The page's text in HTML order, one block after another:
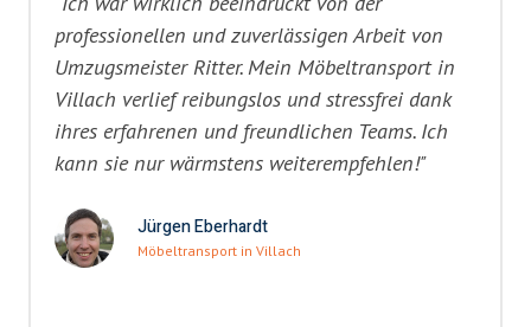
professionellen und zuverlässigen Arbeit von
Umzugsmeister Ritter. Mein Möbeltransport in
Villach verlief reibungslos und stressfrei dank
ihres erfahrenen und freundlichen Teams. Ich
kann sie nur wärmstens weiterempfehlen!"
Jürgen Eberhardt
Möbeltransport in Villach